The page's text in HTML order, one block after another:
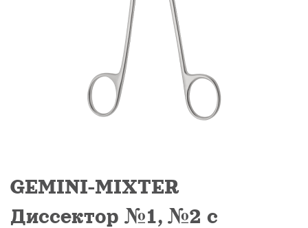
Сотрудничество
GEMINI-MIXTER
Диссектор №1, №2 с